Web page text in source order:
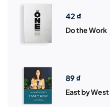
42 ₫
Do the Work
89₫
East by West